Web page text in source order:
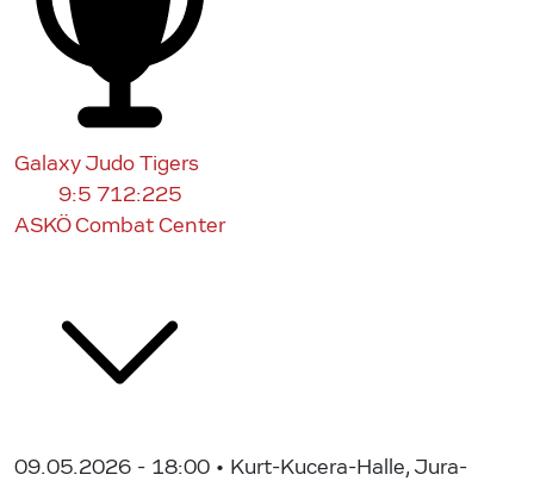
Galaxy Judo Tigers
9:5 712:225
ASKÖ Combat Center
09.05.2026 - 18:00 • Kurt-Kucera-Halle, Jura-